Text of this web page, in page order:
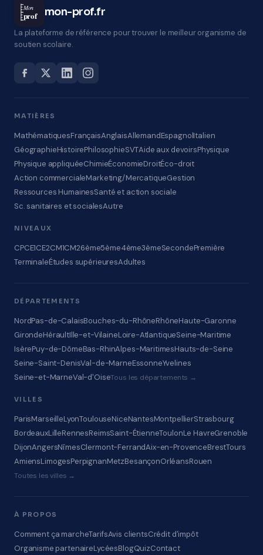
Mon
prof mon-prof.fr
La plateforme de référence pour trouver le meilleur organisme de
soutien scolaire.
MATIÈRES
MathématiquesFrançaisAnglaisAllemandEspagnolItalien
GéographieHistoirePhilosophieSVTAide aux devoirsPhysique
Physique appliquéeChimieÉconomieDroitÉco-droit
Action commercialeMarketing/MercatiqueGestion
Ressources HumainesSanté et action sociale
Sc. sanitaires et socialesAutre
NIVEAUX
CPCE1CE2CM1CM26ème5ème4ème3èmeSecondePremière
TerminaleÉtudes supérieuresAdultes
DÉPARTEMENTS
NordPas-de-CalaisBouches-du-RhôneRhôneHaute-Garonne
GirondeHéraultIlle-et-VilaineLoire-AtlantiqueSeine-Maritime
IsèrePuy-de-DômeBas-RhinAlpes-MaritimesHauts-de-Seine
Seine-Saint-DenisVal-de-MarneEssonneYvelines
Seine-et-MarneVal-d'OiseTous les départements →
VILLES
ParisMarseilleLyonToulouseNiceNantesMontpellierStrasbourg
BordeauxLilleRennesReimsSaint-ÉtienneToulonLe HavreGrenoble
DijonAngersNîmesClermont-FerrandAix-en-ProvenceBrestTours
AmiensLimogesPerpignanMetzBesançonOrléansRouen
Toutes les villes →
À PROPOS
Comment ça marcheTarifsAvis clientsCrédit d'impôt
Organisme partenaireLycéesBlogQuizContact